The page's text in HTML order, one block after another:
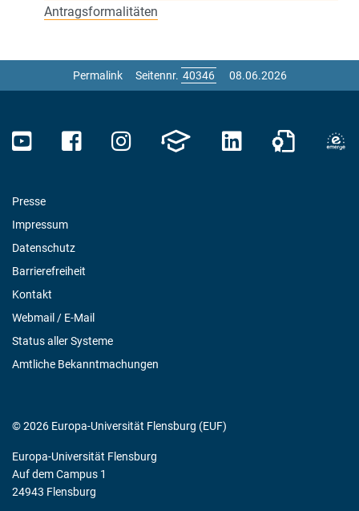
Antragsformalitäten
Permalink Seitennr. 08.06.2026
Presse
Impressum
Datenschutz
Barrierefreiheit
Kontakt
Webmail / E-Mail
Status aller Systeme
Amtliche Bekanntmachungen
© 2026 Europa-Universität Flensburg (EUF)
Europa-Universität Flensburg
Auf dem Campus 1
24943 Flensburg